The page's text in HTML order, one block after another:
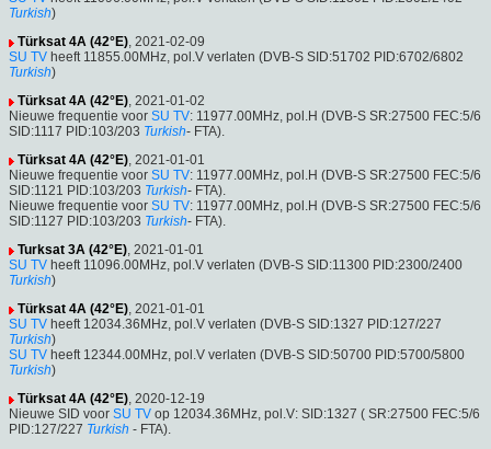
Turkish)
Türksat 4A (42°E), 2021-02-09
SU TV heeft 11855.00MHz, pol.V verlaten (DVB-S SID:51702 PID:6702/6802
Turkish)
Türksat 4A (42°E), 2021-01-02
Nieuwe frequentie voor SU TV: 11977.00MHz, pol.H (DVB-S SR:27500 FEC:5/6
SID:1117 PID:103/203 Turkish- FTA).
Türksat 4A (42°E), 2021-01-01
Nieuwe frequentie voor SU TV: 11977.00MHz, pol.H (DVB-S SR:27500 FEC:5/6
SID:1121 PID:103/203 Turkish- FTA).
Nieuwe frequentie voor SU TV: 11977.00MHz, pol.H (DVB-S SR:27500 FEC:5/6
SID:1127 PID:103/203 Turkish- FTA).
Turksat 3A (42°E), 2021-01-01
SU TV heeft 11096.00MHz, pol.V verlaten (DVB-S SID:11300 PID:2300/2400
Turkish)
Türksat 4A (42°E), 2021-01-01
SU TV heeft 12034.36MHz, pol.V verlaten (DVB-S SID:1327 PID:127/227
Turkish)
SU TV heeft 12344.00MHz, pol.V verlaten (DVB-S SID:50700 PID:5700/5800
Turkish)
Türksat 4A (42°E), 2020-12-19
Nieuwe SID voor SU TV op 12034.36MHz, pol.V: SID:1327 ( SR:27500 FEC:5/6
PID:127/227 Turkish - FTA).